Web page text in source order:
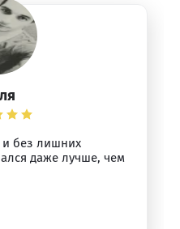
и без лишних
даже лучше, чем